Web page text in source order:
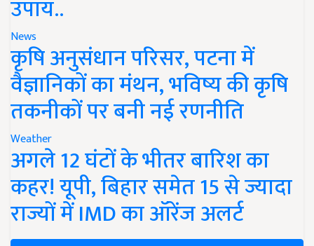
उपाय..
News
कृषि अनुसंधान परिसर, पटना में
वैज्ञानिकों का मंथन, भविष्य की कृषि
तकनीकों पर बनी नई रणनीति
Weather
अगले 12 घंटों के भीतर बारिश का
कहर! यूपी, बिहार समेत 15 से ज्यादा
राज्यों में IMD का ऑरेंज अलर्ट